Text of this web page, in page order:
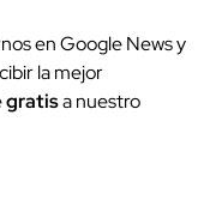
en Google News y
la mejor
gratisa nuestro